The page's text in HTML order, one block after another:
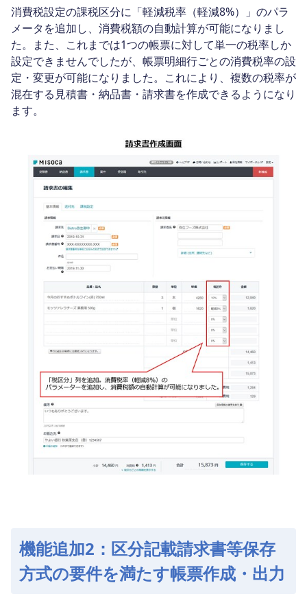
消費税設定の課税区分に「軽減税率（軽減8%）」のパラ
メータを追加し、消費税額の自動計算が可能になりまし
た。また、これまでは1つの帳票に対して単一の税率しか
設定できませんでしたが、帳票明細行ごとの消費税率の設
定・変更が可能になりました。これにより、複数の税率が
混在する見積書・納品書・請求書を作成できるようになり
ます。
機能追加2：区分記載請求書等保存
方式の要件を満たす帳票作成・出力